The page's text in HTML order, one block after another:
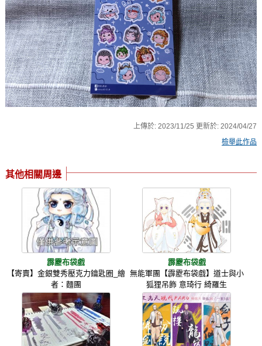
上傳於:2023/11/25 更新於:2024/04/27
檢舉此作品
其他相關周邊
霹靂布袋戲
【寄賣】金銀雙秀壓克力鑰匙圈_繪
者：麵團
霹靂布袋戲
無能軍團【霹靂布袋戲】道士與小
狐狸吊飾 意琦行 綺羅生